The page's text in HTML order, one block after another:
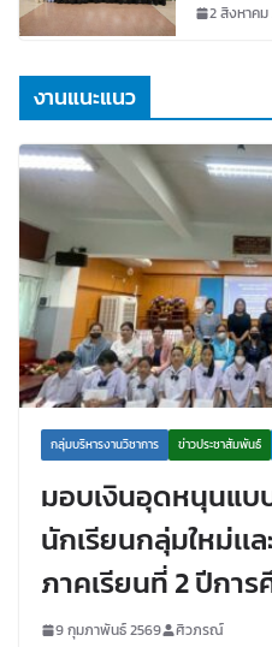
2 สิงหาค
งานแนะแนว
กลุ่มบริหารงานวิชาการ ข่าวประชาสัมพันธ์
มอบเงินอุดหนุนแบ
นักเรียนกลุ่มใหม่เเ
ภาคเรียนที่ 2 ปีกา
9 กุมภาพันธ์ 2569 ศิวภรณ์